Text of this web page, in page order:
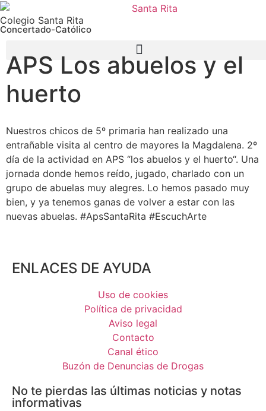
Colegio Santa Rita
Concertado-Católico
APS Los abuelos y el
huerto
Nuestros chicos de 5º primaria han realizado una
entrañable visita al centro de mayores la Magdalena. 2º
día de la actividad en APS “los abuelos y el huerto“. Una
jornada donde hemos reído, jugado, charlado con un
grupo de abuelas muy alegres. Lo hemos pasado muy
bien, y ya tenemos ganas de volver a estar con las
nuevas abuelas. #ApsSantaRita #EscuchArte
ENLACES DE AYUDA
Uso de cookies
Política de privacidad
Aviso legal
Contacto
Canal ético
Buzón de Denuncias de Drogas
No te pierdas las últimas noticias y notas
informativas